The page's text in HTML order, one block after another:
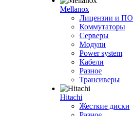
Mellanox
Лицензии и ПО
Коммутаторы
Серверы
Модули
Power system
Кабели
Разное
Трансиверы
Hitachi
Жесткие диски